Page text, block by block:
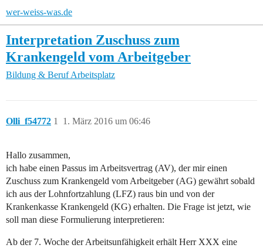
wer-weiss-was.de
Interpretation Zuschuss zum
Krankengeld vom Arbeitgeber
Bildung & Beruf Arbeitsplatz
Olli_f54772 1. März 2016 um 06:46
1
Hallo zusammen,
ich habe einen Passus im Arbeitsvertrag (AV), der mir einen
Zuschuss zum Krankengeld vom Arbeitgeber (AG) gewährt sobald
ich aus der Lohnfortzahlung (LFZ) raus bin und von der
Krankenkasse Krankengeld (KG) erhalten. Die Frage ist jetzt, wie
soll man diese Formulierung interpretieren:
Ab der 7. Woche der Arbeitsunfähigkeit erhält Herr XXX eine